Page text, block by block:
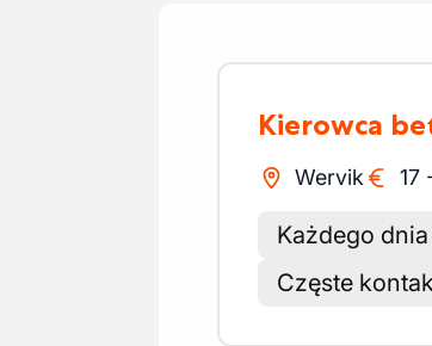
Kierowca
Wervik 17
Każdego
Częste